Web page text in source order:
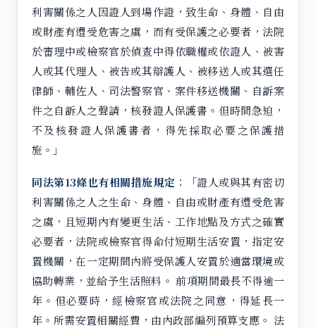
利害關係之人因證人到場作證，致生命、身體、自由
或財產有遭受危害之虞，而有受保護之必要者，法院
於審理中或檢察官於偵查中得依職權或依證人、被害
人或其代理人、被告或其辯護人、被移送人或其選任
律師、輔佐人、司法警察官、案件移送機關、自訴案
件之自訴人之聲請，核發證人保護書。但時間急迫，
不及核發證人保護書者，得先採取必要之保護措
施。」
同法第13條也有相關措施規定 ：「證人或與其有密切
利害關係之人之生命、身體、自由或財產有遭受危害
之虞，且短期內有變更生活、工作地點及方式之確實
必要者，法院或檢察官得命付短期生活安置，指定安
置機關，在一定期間內將受保護人安置於適當環境或
協助轉業，並給予生活照料。 前項期間最長不得逾一
年。但必要時，經檢察官或法院之同意，得延長一
年。所需安置相關經費，由內政部編列預算支應。 法